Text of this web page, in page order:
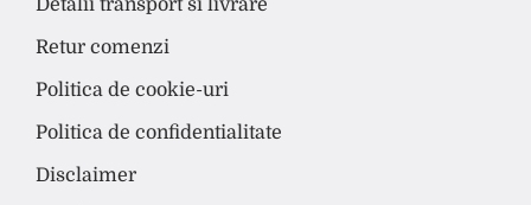
Detalii transport si livrare
Retur comenzi
Politica de cookie-uri
Politica de confidentialitate
Disclaimer